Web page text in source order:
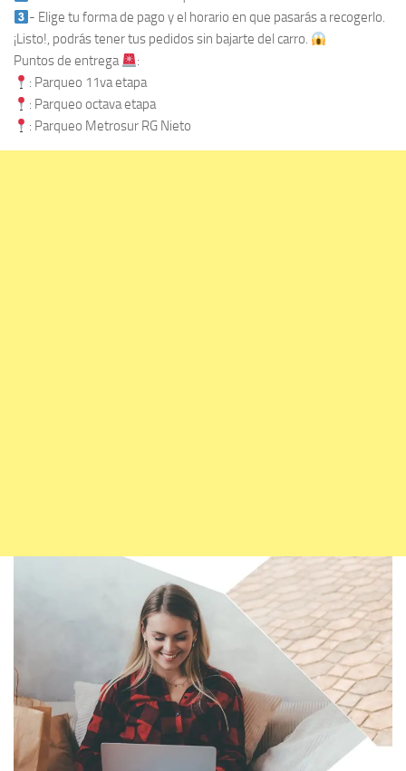
- Elige tu forma de pago y el horario en que pasarás a recogerlo.
¡Listo!, podrás tener tus pedidos sin bajarte del carro.
Puntos de entrega
:
: Parqueo 11va etapa
: Parqueo octava etapa
: Parqueo Metrosur RG Nieto